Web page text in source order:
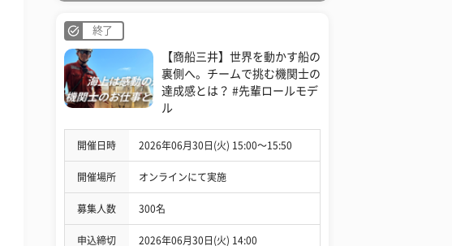
終了
【商船三井】世界を動かす船の
裏側へ。チームで挑む機関士の
達成感とは？ #先輩ロールモデ
ル
開催日時 2026年06月30日(火) 15:00〜15:50
開催場所 オンラインにて実施
募集人数 300名
申込締切 2026年06月30日(火) 14:00